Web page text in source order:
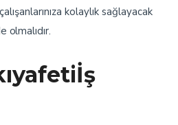
kolaylık sağlayacak
İş